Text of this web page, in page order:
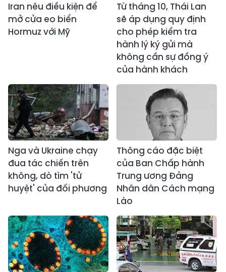
Iran nêu điều kiện để
mở cửa eo biển
Hormuz với Mỹ
Từ tháng 10, Thái Lan
sẽ áp dụng quy định
cho phép kiểm tra
hành lý ký gửi mà
không cần sự đồng ý
của hành khách
Nga và Ukraine chạy
đua tác chiến trên
không, dò tìm 'tử
huyệt' của đối phương
Thông cáo đặc biệt
của Ban Chấp hành
Trung ương Đảng
Nhân dân Cách mạng
Lào